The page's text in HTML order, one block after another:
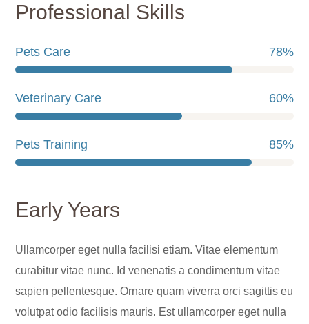
Professional Skills
Pets Care 78%
Veterinary Care 60%
Pets Training 85%
Early Years
Ullamcorper eget nulla facilisi etiam. Vitae elementum
curabitur vitae nunc. Id venenatis a condimentum vitae
sapien pellentesque. Ornare quam viverra orci sagittis eu
volutpat odio facilisis mauris. Est ullamcorper eget nulla